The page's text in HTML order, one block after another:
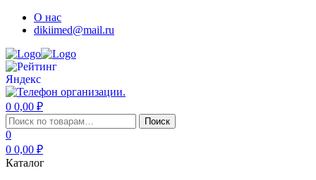
О нас
dikiimed@mail.ru
0 0,00 ₽
Меню
Искать: Поиск
0
0 0,00 ₽
Каталог